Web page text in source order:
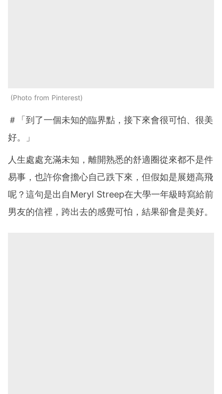
Photo from Pinterest
＃「到了一個未知的臨界點，接下來會很可怕、很美
好。」
人生處處充滿未知，離開熟悉的舒適圈從來都不是件
易事，也許你會擔心自己跌下來，但假如是展翅高飛
呢？這句是出自Meryl Streep在大學一年級時寫給前
男友的信裡，跨出去的感覺可怕，結果卻會是美好。